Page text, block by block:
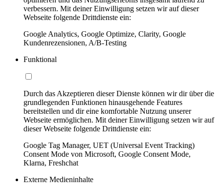
verbessern. Mit deiner Einwilligung setzen wir auf dieser
Webseite folgende Drittdienste ein:
Google Analytics, Google Optimize, Clarity, Google
Kundenrezensionen, A/B-Testing
Funktional
Durch das Akzeptieren dieser Dienste können wir dir über die
grundlegenden Funktionen hinausgehende Features
bereitstellen und dir eine komfortable Nutzung unserer
Webseite ermöglichen. Mit deiner Einwilligung setzen wir auf
dieser Webseite folgende Drittdienste ein:
Google Tag Manager, UET (Universal Event Tracking)
Consent Mode von Microsoft, Google Consent Mode,
Klarna, Freshchat
Externe Medieninhalte